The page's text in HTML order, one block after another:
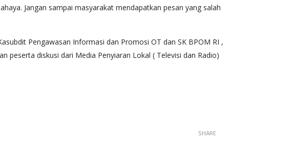
Jangan sampai masyarakat mendapatkan pesan yang salah
Pengawasan Informasi dan Promosi OT dan SK BPOM RI ,
peserta diskusi dari Media Penyiaran Lokal ( Televisi dan Radio)
SHARE